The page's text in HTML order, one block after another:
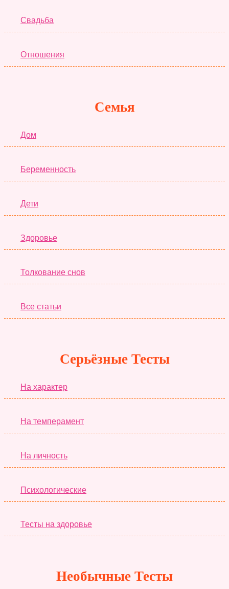
Свадьба
Отношения
Семья
Дом
Беременность
Дети
Здоровье
Толкование снов
Все статьи
Серьёзные Тесты
На характер
На темперамент
На личность
Психологические
Тесты на здоровье
Необычные Тесты